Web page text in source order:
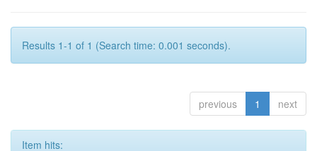
Results 1-1 of 1 (Search time: 0.001 seconds).
previous 1 next
Item hits: